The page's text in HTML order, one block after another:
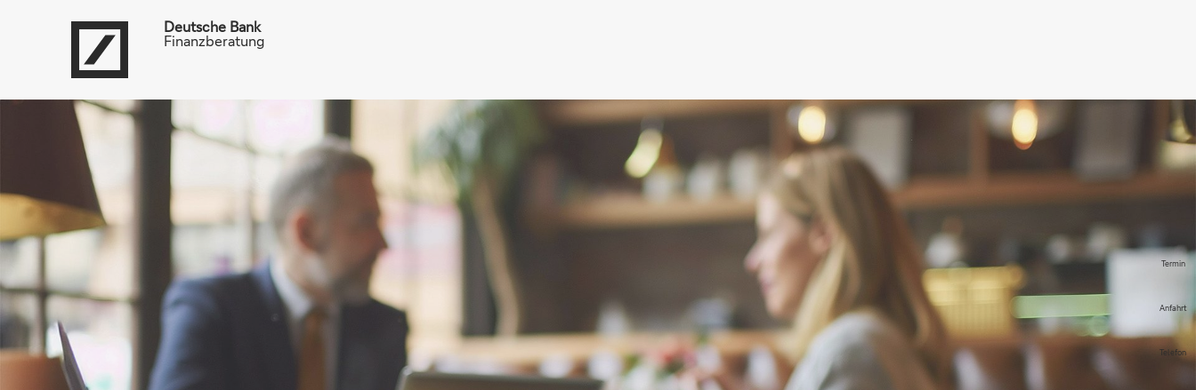
Deutsche Bank
Finanzberatung
Termin
Anfahrt
Telefon